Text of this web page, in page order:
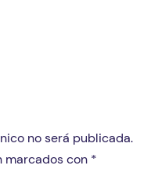
no será publicada.
marcados con *